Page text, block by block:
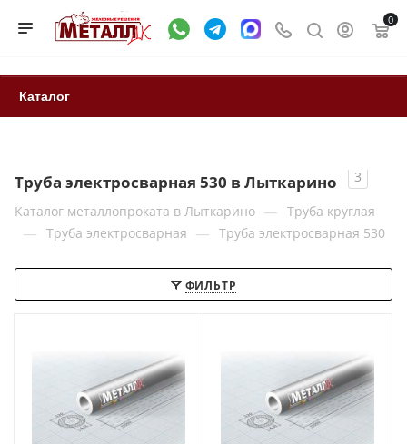
0
Каталог
Труба электросварная 530 в Лыткарино
3
Каталог металлопроката в Лыткарино — Труба круглая
— Труба электросварная — Труба электросварная 530
ФИЛЬТР